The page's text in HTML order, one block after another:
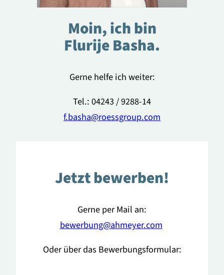
Moin, ich bin
Flurije Basha.
Gerne helfe ich weiter:
Tel.: 04243 / 9288-14
f.basha@roessgroup.com
Jetzt bewerben!
Gerne per Mail an:
bewerbung@ahmeyer.com
Oder über das Bewerbungsformular: